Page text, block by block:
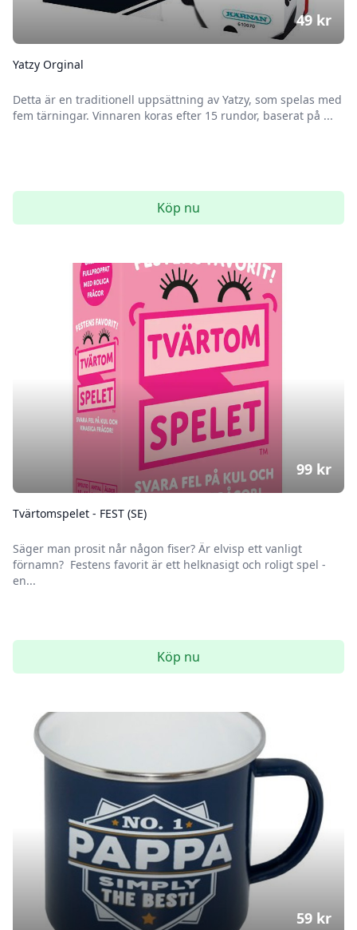
Yatzy Orginal
Detta är en traditionell uppsättning av Yatzy, som spelas med
fem tärningar. Vinnaren koras efter 15 rundor, baserat på ...
49 kr
Köp nu
Tvärtomspelet - FEST (SE)
Säger man prosit når någon fiser? Är elvisp ett vanligt
förnamn? Festens favorit är ett helknasigt och roligt spel -
en...
99 kr
Köp nu
59 kr